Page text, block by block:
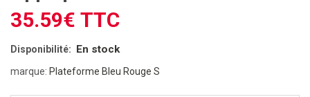
35.59€ TTC
Disponibilité: En stock
marque: Plateforme Bleu Rouge S